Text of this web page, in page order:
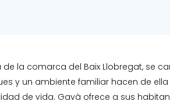
la comarca del Baix Llobregat, se
y un ambiente familiar hacen de
de vida. Gavà ofrece a sus